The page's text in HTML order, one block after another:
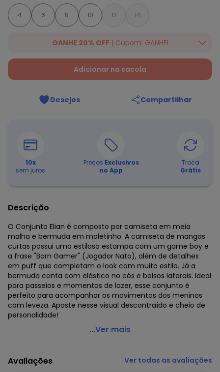
4 6 8 10 12 14
GANHE 20% OFF | Cupom: GANHEI
Ganhe 20% OFF Extra em qualquer valor, usando o cupom:
GANHEI. Válido para lista selecionada, até 07/08/2026.
Adicionar na sacola
Desejos Compartilhar
10x
sem juros
Preços Exclusivos
no App
Troca
Grátis
Descrição
O Conjunto Elian é composto por camiseta em meia
malha e bermuda em moletinho. A camiseta de mangas
curtas possui uma estilosa estampa com um game boy e
a frase "Born Gamer" (Jogador Nato), além de detalhes
em puff que completam o look com muito estilo. Já a
bermuda conta com elástico no cós e bolsos laterais. Ideal
para passeios e momentos de lazer, esse conjunto é
perfeito para acompanhar os movimentos dos meninos
com leveza. Aposte nesse visual descontraído e cheio de
personalidade!
Elian - Conjunto Infantil Menino Gamer Cinza
Modelagem: Ampla
Modelo: Confort
...Ver mais
Avaliações Ver todas as avaliações